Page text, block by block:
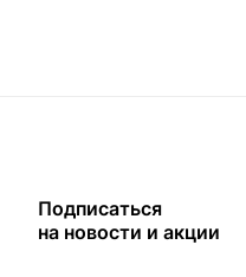
Подписаться
на новости и акции